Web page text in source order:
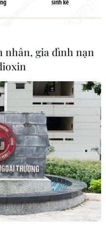
thận
Đông
tiếp,
tuần
giảm,
nhân, gia đình nạn